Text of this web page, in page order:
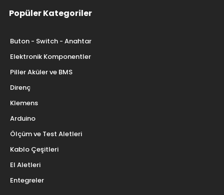
Popüler Kategoriler
Buton - Switch - Anahtar
Elektronik Komponentler
Piller Aküler ve BMS
Direnç
Klemens
Arduino
Ölçüm ve Test Aletleri
Kablo Çeşitleri
El Aletleri
Entegreler